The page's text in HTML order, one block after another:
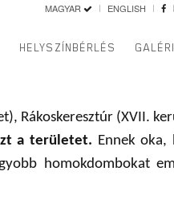
MAGYAR ENGLISH
HELYSZÍNBÉRLÉS
Rákoskeresztúr (XVII.
a területet. Ennek oka,
homokdombokat